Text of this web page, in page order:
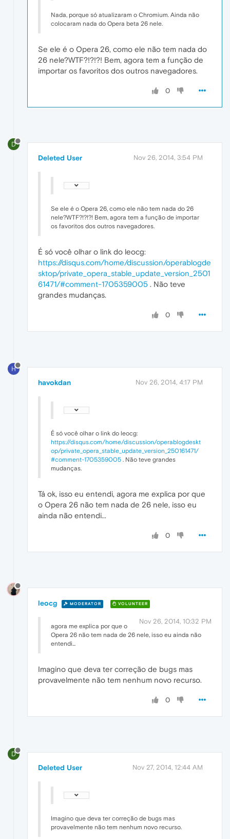
Nada, porque só atualizaram o Chromium. Ainda não
colocaram nada do Opera beta 26 nele.
Se ele é o Opera 26, como ele não tem nada do
26 nele?WTF?!?!?! Bem, agora tem a função de
importar os favoritos dos outros navegadores.
0
D
Deleted User Nov 26, 2014, 3:54 PM
Se ele é o Opera 26, como ele não tem nada do 26
nele?WTF?!?!?! Bem, agora tem a função de importar
os favoritos dos outros navegadores.
É só você olhar o link do leocg:
https://disqus.com/home/discussion/operablogde
sktop/private_opera_stable_update_version_2501
61471/#comment-1705359005 . Não teve
grandes mudanças.
0
H
havokdan Nov 26, 2014, 4:17 PM
É só você olhar o link do leocg:
https://disqus.com/home/discussion/operablogdeskt
op/private_opera_stable_update_version_250161471/
#comment-1705359005 . Não teve grandes
mudanças.
Tá ok, isso eu entendi, agora me explica por que
o Opera 26 não tem nada de 26 nele, isso eu
ainda não entendi...
0
leocg MODERATOR VOLUNTEER
Nov 26, 2014, 10:32 PM
agora me explica por que o
Opera 26 não tem nada de 26 nele, isso eu ainda não
entendi...
Imagino que deva ter correção de bugs mas
provavelmente não tem nenhum novo recurso.
0
D
Deleted User Nov 27, 2014, 12:44 AM
Imagino que deva ter correção de bugs mas
provavelmente não tem nenhum novo recurso.